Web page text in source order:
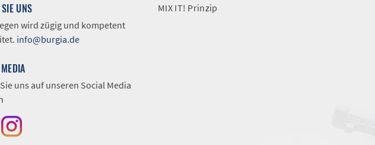
UNS
wird zügig und kompetent
info@burgia.de
uns auf unseren Social Media
MIX IT! Prinzip